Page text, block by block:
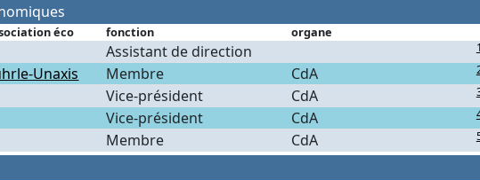
éco fonction organe
Assistant de direction 1
Unaxis Membre CdA
Vice-président CdA
Vice-président CdA
Membre CdA